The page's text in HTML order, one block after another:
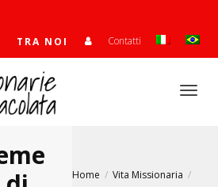
TRA NOI Contatti
Home
Vita Missionaria